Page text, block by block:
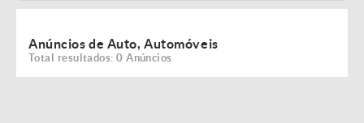
Anúncios de Auto, Automóveis
Total resultados: 0 Anúncios